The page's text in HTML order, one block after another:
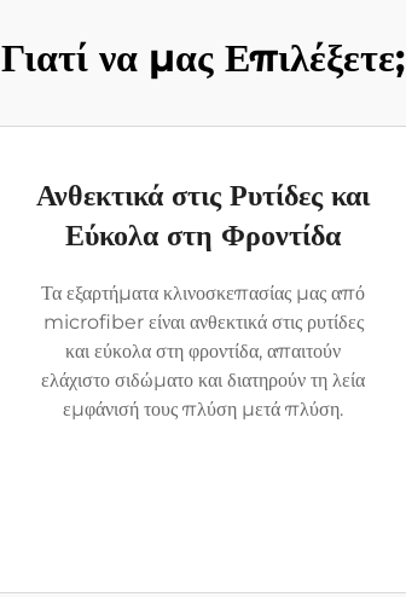
Γιατί να μας Επιλέξετε;
Ανθεκτικά στις Ρυτίδες και
Εύκολα στη Φροντίδα
Τα εξαρτήματα κλινοσκεπασίας μας από
microfiber είναι ανθεκτικά στις ρυτίδες
και εύκολα στη φροντίδα, απαιτούν
ελάχιστο σιδώματο και διατηρούν τη λεία
εμφάνισή τους πλύση μετά πλύση.